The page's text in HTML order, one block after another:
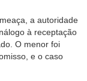
a autoridade
à receptação
O menor foi
e o caso